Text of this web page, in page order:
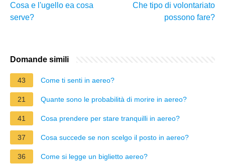
Cosa e l'ugello ea cosa
serve?
Che tipo di volontariato
possono fare?
Domande simili
43 Come ti senti in aereo?
21 Quante sono le probabilità di morire in aereo?
41 Cosa prendere per stare tranquilli in aereo?
37 Cosa succede se non scelgo il posto in aereo?
36 Come si legge un biglietto aereo?